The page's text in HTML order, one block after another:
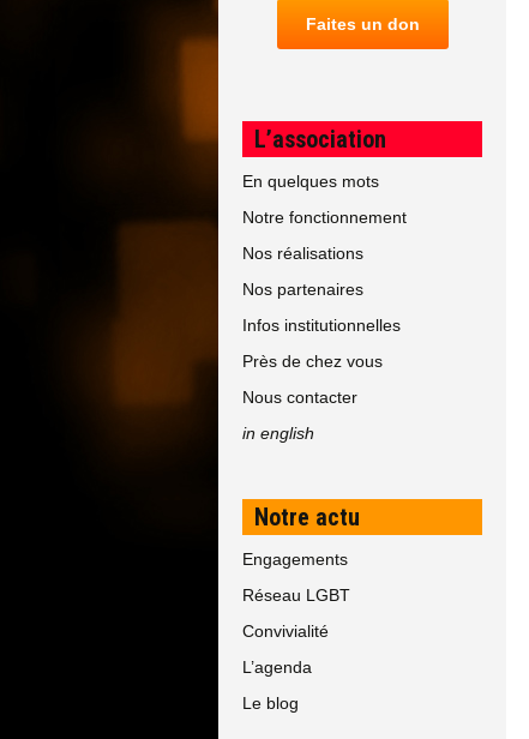
Faites un don
L’association
En quelques mots
Notre fonctionnement
Nos réalisations
Nos partenaires
Infos institutionnelles
Près de chez vous
Nous contacter
in english
Notre actu
Engagements
Réseau LGBT
Convivialité
L’agenda
Le blog